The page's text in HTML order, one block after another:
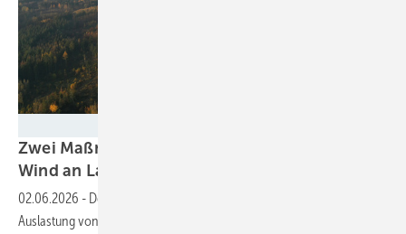
Zwei Maßnahmen für mehr Volllaststunden
Wind an Land
02.06.2026 - Der LEE NRW präsentiert anhand einer Studie, wie die
Auslastung von Windparks und Netz erhöht werden kann. Doch das